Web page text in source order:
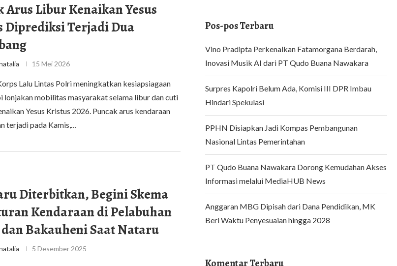
Arus Libur Kenaikan Yesus
Diprediksi Terjadi Dua
15 Mei 2026
Lalu Lintas Polri meningkatkan kesiapsiagaan
lonjakan mobilitas masyarakat selama libur dan cuti
Yesus Kristus 2026. Puncak arus kendaraan
terjadi pada Kamis,…
Diterbitkan, Begini Skema
Kendaraan di Pelabuhan
Bakauheni Saat Nataru
5 Desember 2025
Pos-pos Terbaru
Vino Pradipta Perkenalkan Fatamorgana Berdarah,
Inovasi Musik AI dari PT Qudo Buana Nawakara
Surpres Kapolri Belum Ada, Komisi III DPR Imbau
Hindari Spekulasi
PPHN Disiapkan Jadi Kompas Pembangunan
Nasional Lintas Pemerintahan
PT Qudo Buana Nawakara Dorong Kemudahan Akses
Informasi melalui MediaHUB News
Anggaran MBG Dipisah dari Dana Pendidikan, MK
Beri Waktu Penyesuaian hingga 2028
Komentar Terbaru